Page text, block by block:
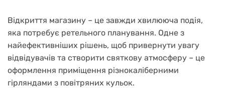
Відкриття магазину – це завжди хвилююча подія,
яка потребує ретельного планування. Одне з
найефективніших рішень, щоб привернути увагу
відвідувачів та створити святкову атмосферу – це
оформлення приміщення різнокаліберними
гірляндами з повітряних кульок.